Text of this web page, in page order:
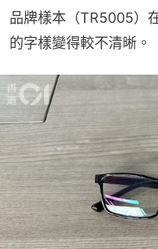
品牌樣本（TR5005）
的字樣變得較不清晰。